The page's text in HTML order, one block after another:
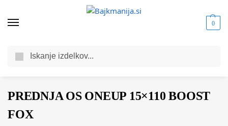
0
/ Trgovina / Komponente za kolesa
PREDNJA OS ONEUP 15×110 BOOST
FOX